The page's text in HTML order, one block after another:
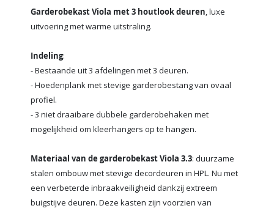
Garderobekast Viola met 3 houtlook deuren, luxe
uitvoering met warme uitstraling.
Indeling:
- Bestaande uit 3 afdelingen met 3 deuren.
- Hoedenplank met stevige garderobestang van ovaal
profiel.
- 3 niet draaibare dubbele garderobehaken met
mogelijkheid om kleerhangers op te hangen.
Materiaal van de garderobekast Viola 3.3: duurzame
stalen ombouw met stevige decordeuren in HPL. Nu met
een verbeterde inbraakveiligheid dankzij extreem
buigstijve deuren. Deze kasten zijn voorzien van